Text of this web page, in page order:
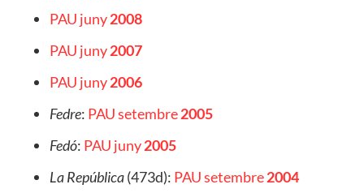
PAU juny2008
PAU juny2007
PAU juny2006
Fedre: PAU setembre2005
Fedó: PAU juny2005
La República(473d): PAU setembre2004